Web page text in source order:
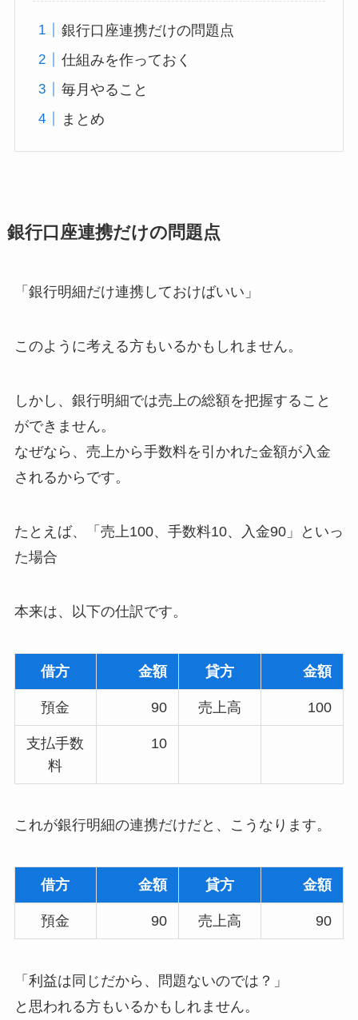
銀行口座連携だけの問題点
仕組みを作っておく
毎月やること
まとめ
銀行口座連携だけの問題点
「銀行明細だけ連携しておけばいい」
このように考える方もいるかもしれません。
しかし、銀行明細では売上の総額を把握すること
ができません。
なぜなら、売上から手数料を引かれた金額が入金
されるからです。
たとえば、「売上100、手数料10、入金90」といっ
た場合
本来は、以下の仕訳です。
借方 金額 貸方 金額
預金 90 売上高 100
支払手数
料
10
これが銀行明細の連携だけだと、こうなります。
借方 金額 貸方 金額
預金 90 売上高 90
「利益は同じだから、問題ないのでは？」
と思われる方もいるかもしれません。